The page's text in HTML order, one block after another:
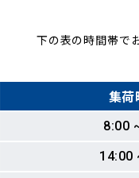
下の表の時間帯で
集荷
8:00
14:00